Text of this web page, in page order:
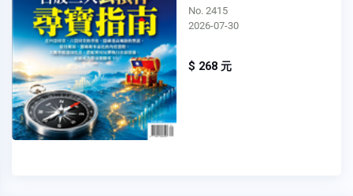
No. 2415
2026-07-30
$ 268 元